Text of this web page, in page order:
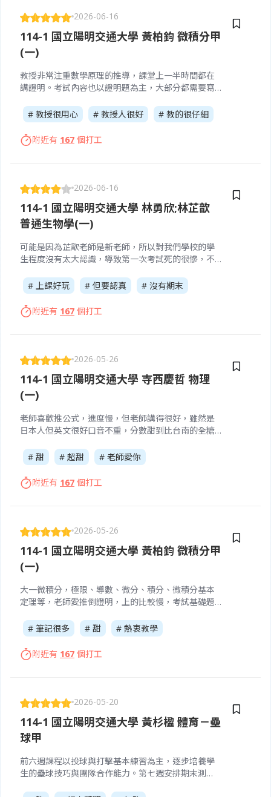
2026-06-16
114-1 國立陽明交通大學 黃柏鈞 微積分甲
(一)
教授非常注重數學原理的推導，課堂上一半時間都在
講證明。考試內容也以證明題為主，大部分都需要寫
做好複習，理解公式背後的原因才能應付考試。
# 教授很用心 # 教授人很好 # 教的很仔細
附近有 167 個打工
2026-06-16
114-1 國立陽明交通大學 林勇欣;林芷歆
普通生物學(一)
可能是因為芷歆老師是新老師，所以對我們學校的學
生程度沒有太大認識，導致第一次考試死的很慘，不
認真上課的老師，上課也不會無聊，很推喔
# 上課好玩 # 但要認真 # 沒有期末
附近有 167 個打工
2026-05-26
114-1 國立陽明交通大學 寺西慶哲 物理
(一)
老師喜歡推公式，進度慢，但老師講得很好，雖然是
日本人但英文很好口音不重，分數甜到比台南的全糖
但一定要交，上完老師的課不用怕學不到東西。
# 甜 # 超甜 # 老師愛你
附近有 167 個打工
2026-05-26
114-1 國立陽明交通大學 黃柏鈞 微積分甲
(一)
大一微積分，極限、導數、微分、積分、微積分基本
定理等，老師愛推倒證明，上的比較慢，考試基礎題
如果你不喜歡證明的話就可能不太適合。
# 筆記很多 # 甜 # 熱衷教學
附近有 167 個打工
2026-05-20
114-1 國立陽明交通大學 黃杉楹 體育－壘
球甲
前六週課程以投球與打擊基本練習為主，逐步培養學
生的壘球技巧與團隊合作能力。第七週安排期末測